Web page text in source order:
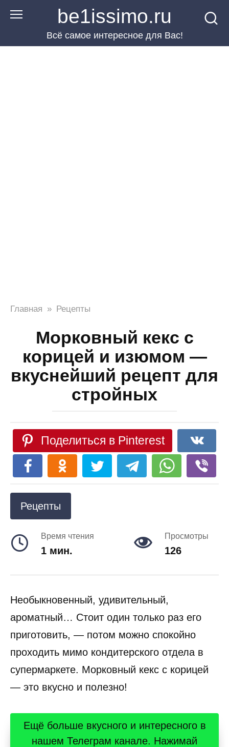
Перейти
be1issimo.ru
Всё самое интересное для Вас!
Главная » Рецепты
Морковный кекс с
корицей и изюмом —
вкуснейший рецепт для
стройных
Поделиться в Pinterest
Рецепты
Время чтения
1 мин.
Просмотры
126
Необыкновенный, удивительный,
ароматный… Стоит один только раз его
приготовить, — потом можно спокойно
проходить мимо кондитерского отдела в
супермаркете. Морковный кекс с корицей
— это вкусно и полезно!
Ещё больше вкусного и интересного в
нашем Телеграм канале. Нажимай